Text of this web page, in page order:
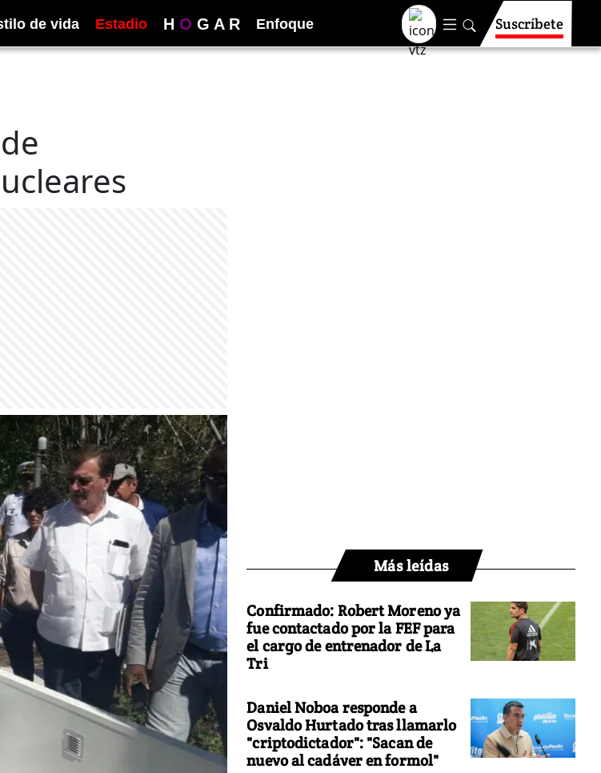
de vida Estadio H O G A R Enfoque Suscríbete
Más leídas
Confirmado: Robert Moreno ya
fue contactado por la FEF para
el cargo de entrenador de La
Tri
Daniel Noboa responde a
Osvaldo Hurtado tras llamarlo
"criptodictador": "Sacan de
nuevo al cadáver en formol"